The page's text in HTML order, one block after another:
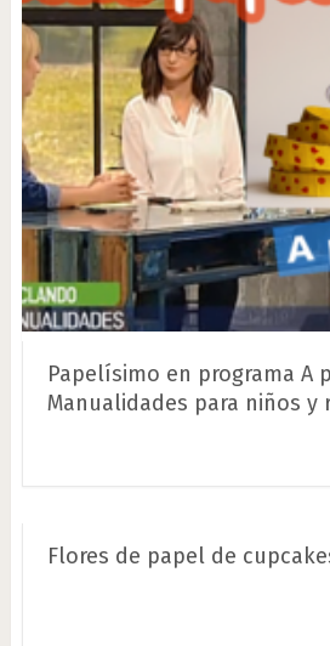
Papelísimo en programa A
Manualidades para niños y
Flores de papel de